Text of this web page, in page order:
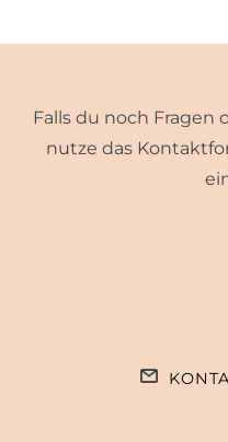
Falls du noch Fragen
nutze das